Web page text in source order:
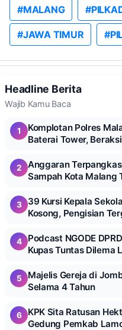
#MALANG
#JAWA TIMUR
Headline Berita
Wajib Kamu Baca
1
Komplotan Polres
Baterai Tower,
2
Anggaran
Sampah Kota Malang
3
39 Kursi Kepala
Kosong, Pengisian
4
Podcast NGODE
Kupas Tuntas Dilema
5
Majelis Gereja di
Selama 4 Tahun
6
KPK Sita Ratusan
Gedung Pemkab